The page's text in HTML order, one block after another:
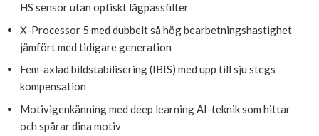
HS sensor utan optiskt lågpassfilter
X-Processor 5 med dubbelt så hög bearbetningshastighet
jämfört med tidigare generation
Fem-axlad bildstabilisering (IBIS) med upp till sju stegs
kompensation
Motivigenkänning med deep learning AI-teknik som hittar
och spårar dina motiv